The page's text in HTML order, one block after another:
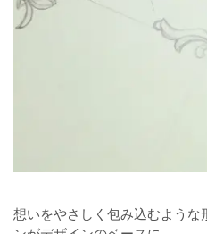
想いをやさしく包み込むような